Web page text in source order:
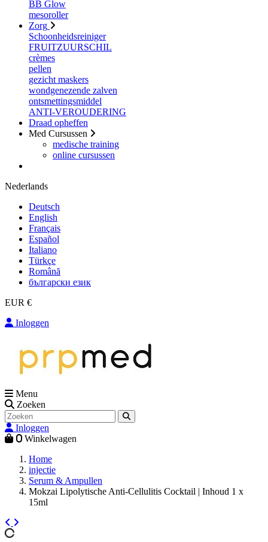
BB Glow
mesoroller
Zorg
Schoonheidsreiniger
FRUITZUURSCHIL
crèmes
pellen
gezicht maskers
wondgenezende zalven
ontsmettingsmiddel
ANTI-VEROUDERING
Draad opheffen
Med Cursussen
medische training
online cursussen
Nederlands
Deutsch
English
Français
Español
Italiano
Türkçe
Română
български език
EUR €
Inloggen
Menu
Zoeken
Inloggen
0 Winkelwagen
Home
injectie
Serum & Ampullen
Mokzai Lipolytische Anti-Cellulitis Cocktail | Inhoud 1 x
15ml